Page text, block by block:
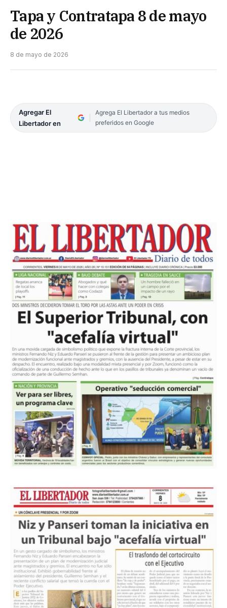
Tapa y Contratapa 8 de mayo
de 2026
8 de mayo de 2026
Agregar El
Libertador en
Agrega El Libertador a tus medios
preferidos en Google